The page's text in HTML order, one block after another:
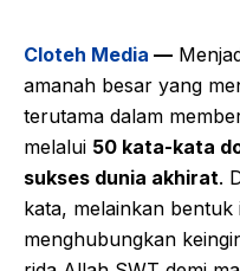
Cloteh Media —
amanah besar yang
terutama dalam
melalui 50 kata-kata
sukses dunia akhirat.
kata, melainkan
menghubungkan